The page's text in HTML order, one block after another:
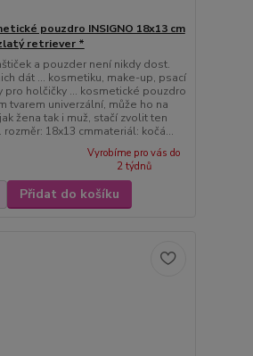
pouzdro INSIGNO 18x13 cm
retriever *
a pouzder není nikdy dost.
dát ... kosmetiku, make-up, psací
pro holčičky ... kosmetické pouzdro
tvarem univerzální, může ho na
žena tak i muž, stačí zvolit ten
18x13 cmmateriál: kočá...
Vyrobíme pro vás do
2 týdnů
Přidat do košíku